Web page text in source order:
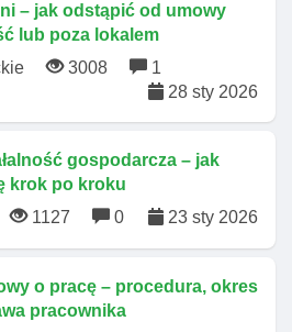
– jak odstąpić od umowy
lub poza lokalem
3008
1
28 sty 2026
gospodarcza – jak
krok po kroku
1127 0 23 sty 2026
o pracę – procedura, okres
pracownika